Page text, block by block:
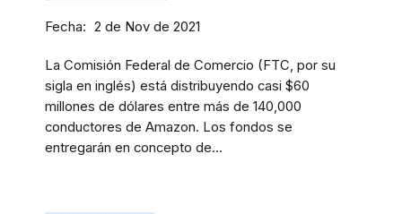
Fecha 2 de Nov de 2021
La Comisión Federal de Comercio (FTC, por su
sigla en inglés) está distribuyendo casi $60
millones de dólares entre más de 140,000
conductores de Amazon. Los fondos se
entregarán en concepto de...